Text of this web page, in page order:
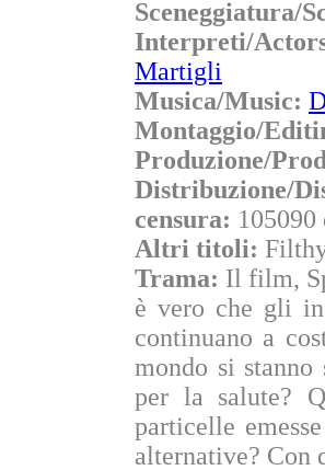
Sceneggiatura/
Interpreti/
Martigli
Musica/Music:
Montaggio/
Produzione/
Distribuzione/
censura:
Altri titoli:
Trama: Il film,
è vero che gli
continuano a
mondo si
per la salute?
particelle
alternative? Con